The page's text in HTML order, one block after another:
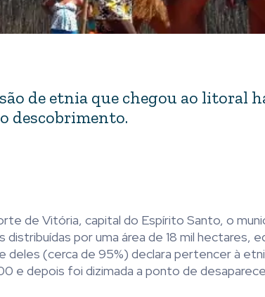
de etnia que chegou ao litoral
descobrimento.
de Vitória, capital do Espírito Santo, o
por uma área de 18 mil hectares,
deles (cerca de 95%) declara pertencer à
e depois foi dizimada a ponto de